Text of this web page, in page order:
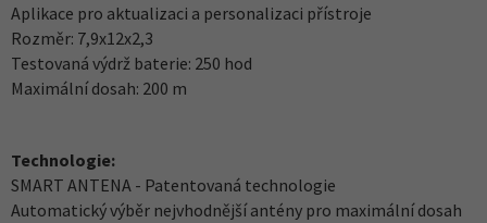
Aplikace pro aktualizaci a personalizaci přístroje
Rozměr: 7,9x12x2,3
Testovaná výdrž baterie: 250 hod
Maximální dosah: 200 m
Technologie:
SMART ANTENA - Patentovaná technologie
Automatický výběr nejvhodnější antény pro maximální dosah